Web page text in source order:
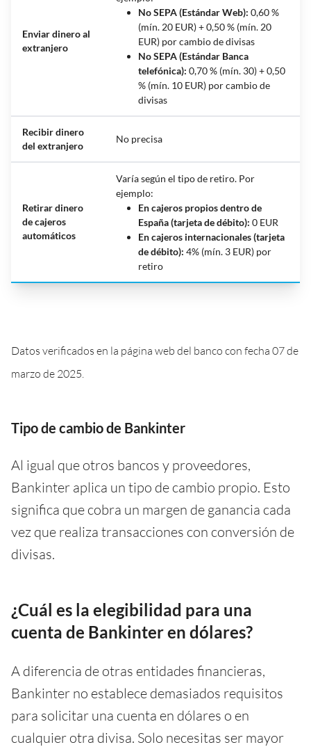
Enviar dinero al
extranjero
No SEPA (Estándar Web): 0,60 %
(mín. 20 EUR) + 0,50 % (mín. 20
EUR) por cambio de divisas
No SEPA (Estándar Banca
telefónica): 0,70 % (mín. 30) + 0,50
% (mín. 10 EUR) por cambio de
divisas
Recibir dinero
del extranjero
No precisa
Retirar dinero
de cajeros
automáticos
Varía según el tipo de retiro. Por
ejemplo:
En cajeros propios dentro de
España (tarjeta de débito): 0 EUR
En cajeros internacionales (tarjeta
de débito): 4% (mín. 3 EUR) por
retiro
Datos verificados en la página web del banco con fecha 07 de
marzo de 2025.
Tipo de cambio de Bankinter
Al igual que otros bancos y proveedores,
Bankinter aplica un tipo de cambio propio. Esto
significa que cobra un margen de ganancia cada
vez que realiza transacciones con conversión de
divisas.
¿Cuál es la elegibilidad para una
cuenta de Bankinter en dólares?
A diferencia de otras entidades financieras,
Bankinter no establece demasiados requisitos
para solicitar una cuenta en dólares o en
cualquier otra divisa. Solo necesitas ser mayor